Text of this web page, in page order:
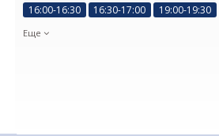
16:00-16:30
16:30-17:00 19:00-19:30
Еще